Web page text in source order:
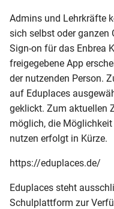
i
n
i
i
Bewerberverwaltung
Klassenbuch
Fehlzeiten
Stundenplananzeige
Exporte
App
Import aus BBS-Planung
Import aus DaNiS
Import aus Schild-NRW
Import aus edoo.sys
Import aus SaxSVS
Import aus LUSD
Import aus Excel/CSV
Admins und Lehrkräfte
sich selbst oder ganzen
Sign-on für das Enbrea
freigegebene App
der nutzenden Person.
auf Eduplaces
geklickt. Zum aktuellen
möglich, die
nutzen erfolgt in Kürze.
https://eduplaces.de/
Eduplaces steht
Schulplattform zur